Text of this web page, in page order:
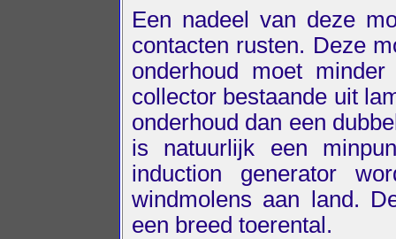
Een nadeel van deze
contacten rusten. Deze
onderhoud moet
collector bestaande uit
onderhoud dan een
is natuurlijk een
induction generator
windmolens aan land.
een breed toerental.